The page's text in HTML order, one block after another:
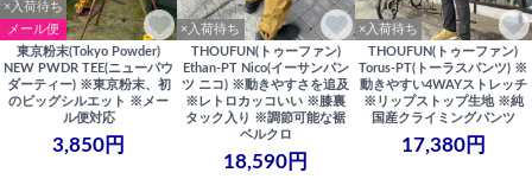
×入荷待ち
メール便
東京粉末(Tokyo Powder)
NEW PWDR TEE(ニューパウ
ダーティー) ※東京粉末、初
のビッグシルエット ※メー
ル便対応
3,850円
×入荷待ち
THOUFUN(トゥーファン)
Ethan-PT Nico(イーサンパン
ツ ニコ) ※動きやすさを追及
※レトロカッコいい ※膝裏
タック入り ※調節可能な裾
ベルクロ
18,590円
×入荷待ち
THOUFUN(トゥーファン)
Torus-PT(トーラスパンツ) ※
動きやすい4WAYストレッチ
※リップストップ生地 ※純
国産クライミングパンツ
17,380円